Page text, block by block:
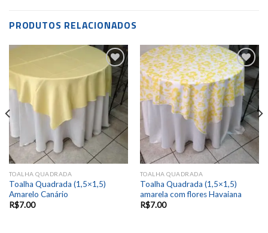
PRODUTOS RELACIONADOS
Add to
wishlist
TOALHA QUADRADA
Toalha Quadrada (1,5×1,5)
Amarelo Canário
R$7.00
Add to
wishlist
TOALHA QUADRADA
Toalha Quadrada (1,5×1,5)
amarela com flores Havaiana
R$7.00